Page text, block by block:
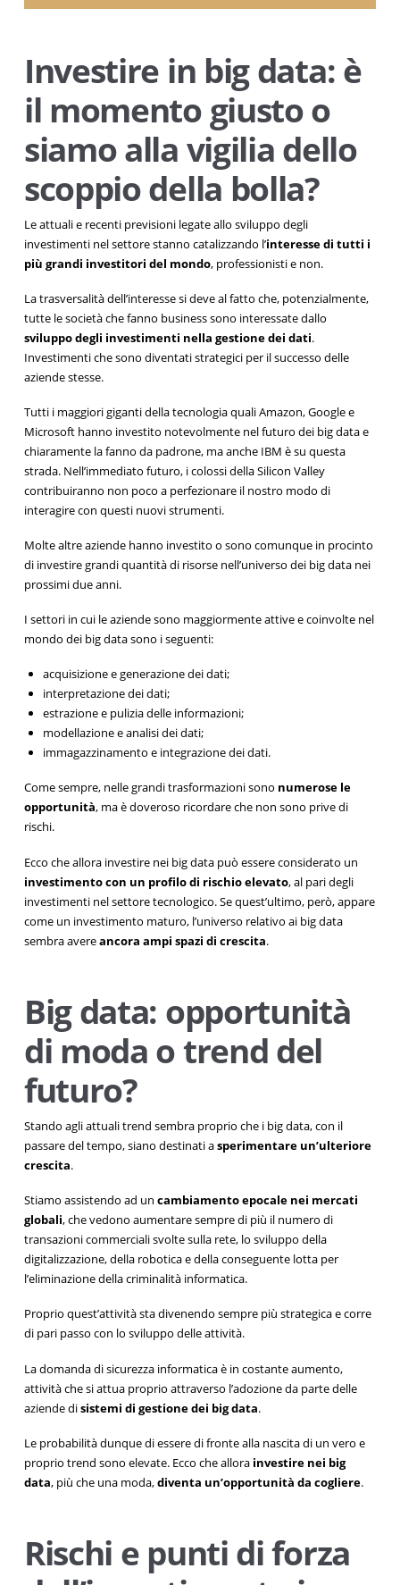
Investire in big data: è
il momento giusto o
siamo alla vigilia dello
scoppio della bolla?
Le attuali e recenti previsioni legate allo sviluppo degli
investimenti nel settore stanno catalizzando l’interesse di tutti i
più grandi investitori del mondo, professionisti e non.
La trasversalità dell’interesse si deve al fatto che, potenzialmente,
tutte le società che fanno business sono interessate dallo
sviluppo degli investimenti nella gestione dei dati.
Investimenti che sono diventati strategici per il successo delle
aziende stesse.
Tutti i maggiori giganti della tecnologia quali Amazon, Google e
Microsoft hanno investito notevolmente nel futuro dei big data e
chiaramente la fanno da padrone, ma anche IBM è su questa
strada. Nell’immediato futuro, i colossi della Silicon Valley
contribuiranno non poco a perfezionare il nostro modo di
interagire con questi nuovi strumenti.
Molte altre aziende hanno investito o sono comunque in procinto
di investire grandi quantità di risorse nell’universo dei big data nei
prossimi due anni.
I settori in cui le aziende sono maggiormente attive e coinvolte nel
mondo dei big data sono i seguenti:
acquisizione e generazione dei dati;
interpretazione dei dati;
estrazione e pulizia delle informazioni;
modellazione e analisi dei dati;
immagazzinamento e integrazione dei dati.
Come sempre, nelle grandi trasformazioni sono numerose le
opportunità, ma è doveroso ricordare che non sono prive di
rischi.
Ecco che allora investire nei big data può essere considerato un
investimento con un profilo di rischio elevato, al pari degli
investimenti nel settore tecnologico. Se quest’ultimo, però, appare
come un investimento maturo, l’universo relativo ai big data
sembra avereancora ampi spazi di crescita.
Big data: opportunità
di moda o trend del
futuro?
Stando agli attuali trend sembra proprio che i big data, con il
passare del tempo, siano destinati asperimentare un’ulteriore
crescita.
Stiamo assistendo ad un cambiamento epocale nei mercati
globali, che vedono aumentare sempre di più il numero di
transazioni commerciali svolte sulla rete, lo sviluppo della
digitalizzazione, della robotica e della conseguente lotta per
l’eliminazione della criminalità informatica.
Proprio quest’attività sta divenendo sempre più strategica e corre
di pari passo con lo sviluppo delle attività.
La domanda di sicurezza informatica è in costante aumento,
attività che si attua proprio attraverso l’adozione da parte delle
aziende disistemi di gestione dei big data.
Le probabilità dunque di essere di fronte alla nascita di un vero e
proprio trend sono elevate. Ecco che allora investire nei big
data, più che una moda,diventa un’opportunità da cogliere.
Rischi e punti di forza